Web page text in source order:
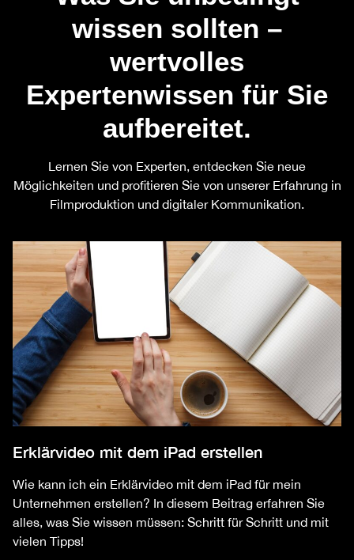
wissen sollten –
wertvolles
Expertenwissen für Sie
aufbereitet.
Lernen Sie von Experten, entdecken Sie neue
Möglichkeiten und profitieren Sie von unserer Erfahrung in
Filmproduktion und digitaler Kommunikation.
Erklärvideo mit dem iPad erstellen
Wie kann ich ein Erklärvideo mit dem iPad für mein
Unternehmen erstellen? In diesem Beitrag erfahren Sie
alles, was Sie wissen müssen: Schritt für Schritt und mit
vielen Tipps!